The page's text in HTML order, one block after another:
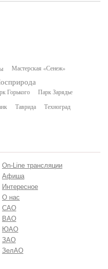
Мастерская «Сенеж»
Горького Парк Зарядье
Таврида
Техноград
On-Line трансляции
Афиша
Интересное
О нас
САО
ВАО
ЮАО
ЗАО
ЗелАО